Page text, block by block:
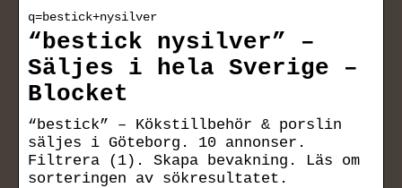
q=bestick+nysilver
“bestick nysilver” –
Säljes i hela Sverige –
Blocket
“bestick” – Kökstillbehör & porslin
säljes i Göteborg. 10 annonser.
Filtrera (1). Skapa bevakning. Läs om
sorteringen av sökresultatet.